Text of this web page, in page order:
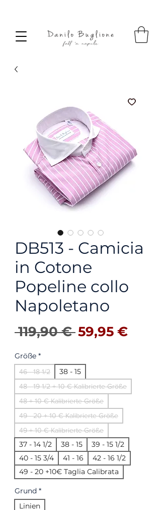
DB513 - Camicia
in Cotone
Popeline collo
Napoletano
119,90 € 59,95 €
Größe *
46 - 18 1/2 38 - 15
48 - 19 1/2 + 10 € Kalibrierte Größe
48 + 10 € Kalibrierte Größe
49 - 20 + 10 € Kalibrierte Größe
49 + 10 € Kalibrierte Größe
37 - 14 1/2 38 - 15
39 - 15 1/2
40 - 15 3/4
41 - 16
42 - 16 1/2
49 - 20 +10€ Taglia Calibrata
Grund *
Linien